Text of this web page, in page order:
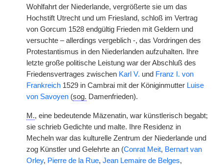
Wohlfahrt der Niederlande, vergrößerte sie um das
Hochstift Utrecht und um Friesland, schloß im Vertrag
von Gorcum 1528 endgültig Frieden mit Geldern und
versuchte – allerdings vergeblich -, das Vordringen des
Protestantismus in den Niederlanden aufzuhalten. Ihre
letzte große politische Leistung war der Abschluß des
Friedensvertrages zwischen Karl V. und Franz I. von
Frankreich 1529 in Cambrai mit der Königinmutter Luise
von Savoyen (sog. Damenfrieden).
M., eine bedeutende Mäzenatin, war künstlerisch begabt;
sie schrieb Gedichte und malte. Ihre Residenz in
Mecheln war das kulturelle Zentrum der Niederlande und
zog Künstler und Gelehrte an (Conrat Meit, Bernart van
Orley, Pierre de la Rue, Jean Lemaire de Belges,